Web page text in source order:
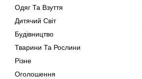
Одяг Та Взуття
Дитячий Світ
Будівництво
Тварини Та Рослини
Різне
Оголошення